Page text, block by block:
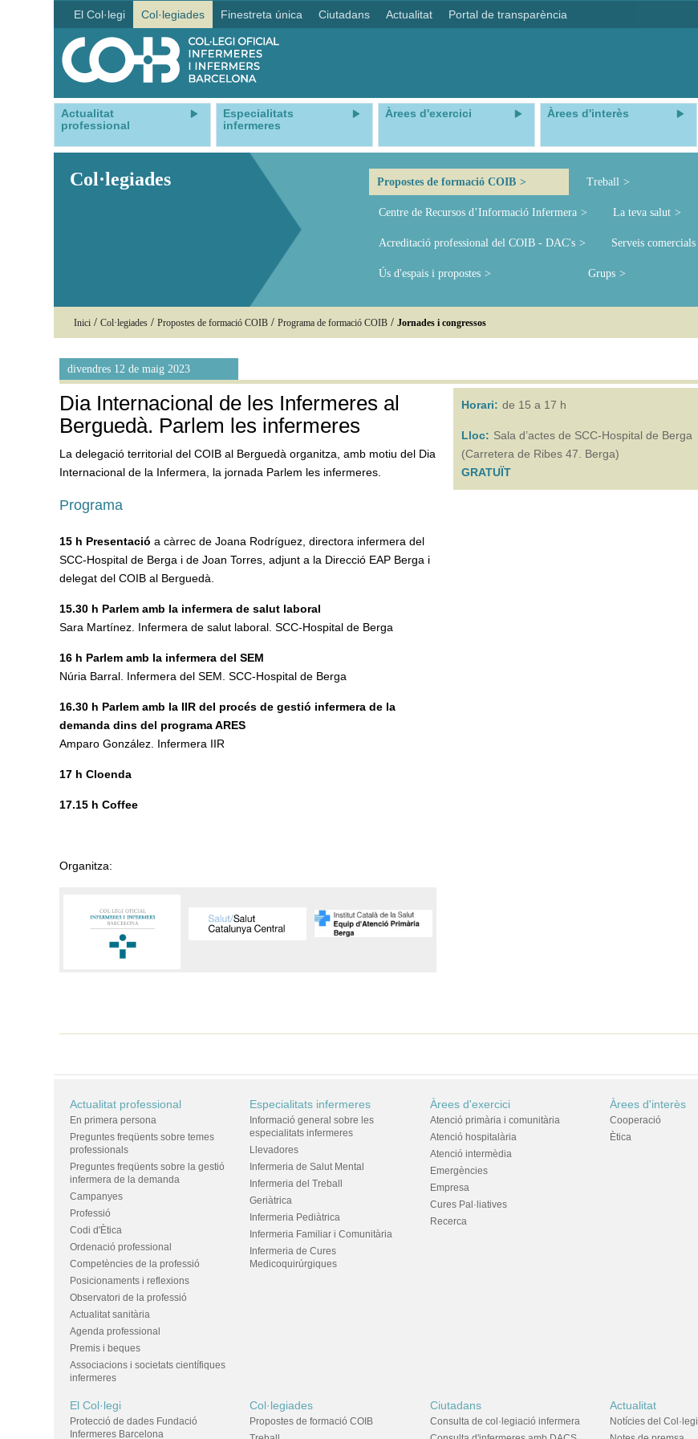
El Col·legi Col·legiades Finestreta única Ciutadans Actualitat Portal de transparència
Actualitat
professional
Especialitats
infermeres
Àrees d'exercici Àrees d'interès
Col·legiades Propostes de formació COIB Treball
Centre de Recursos d’Informació Infermera La teva salut
Acreditació professional del COIB - DAC's Serveis comercials
Ús d'espais i propostes Grups
Inici / Col·legiades / Propostes de formació COIB / Programa de formació COIB / Jornades i congressos
divendres 12 de maig 2023
Horari: de 15 a 17 h
Lloc: Sala d’actes de SCC-Hospital de Berga
(Carretera de Ribes 47. Berga)
GRATUÏT
Dia Internacional de les Infermeres al
Berguedà. Parlem les infermeres
La delegació territorial del COIB al Berguedà organitza, amb motiu del Dia
Internacional de la Infermera, la jornada Parlem les infermeres.
Programa
15 h Presentació a càrrec de Joana Rodríguez, directora infermera del
SCC-Hospital de Berga i de Joan Torres, adjunt a la Direcció EAP Berga i
delegat del COIB al Berguedà.
15.30 h Parlem amb la infermera de salut laboral
Sara Martínez. Infermera de salut laboral. SCC-Hospital de Berga
16 h Parlem amb la infermera del SEM
Núria Barral. Infermera del SEM. SCC-Hospital de Berga
16.30 h Parlem amb la IIR del procés de gestió infermera de la
demanda dins del programa ARES
Amparo González. Infermera IIR
17 h Cloenda
17.15 h Coffee
Organitza:
Actualitat professional
En primera persona
Preguntes freqüents sobre temes
professionals
Preguntes freqüents sobre la gestió
infermera de la demanda
Campanyes
Professió
Codi d'Ètica
Ordenació professional
Competències de la professió
Posicionaments i reflexions
Observatori de la professió
Actualitat sanitària
Agenda professional
Premis i beques
Associacions i societats científiques
infermeres
Especialitats infermeres
Informació general sobre les
especialitats infermeres
Llevadores
Infermeria de Salut Mental
Infermeria del Treball
Geriàtrica
Infermeria Pediàtrica
Infermeria Familiar i Comunitària
Infermeria de Cures
Medicoquirúrgiques
Àrees d'exercici
Atenció primària i comunitària
Atenció hospitalària
Atenció intermèdia
Emergències
Empresa
Cures Pal·liatives
Recerca
Àrees d'interès
Cooperació
Ètica
El Col·legi
Protecció de dades Fundació
Infermeres Barcelona
Col·legiades
Propostes de formació COIB
Ciutadans
Consulta de col·legiació infermera
Actualitat
Notícies del Col·legi